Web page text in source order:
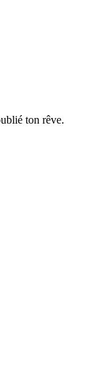
ton rêve.